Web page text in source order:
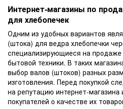
Интернет-магазины по
для хлебопечек
Одним из удобных вариантов
(штока) для ведра хлебопечки
специализирующиеся на продаже
бытовой техники. В таких
выбор валов (штоков) разных
изготовления. Перед покупкой
на репутацию интернет-
покупателей о качестве их